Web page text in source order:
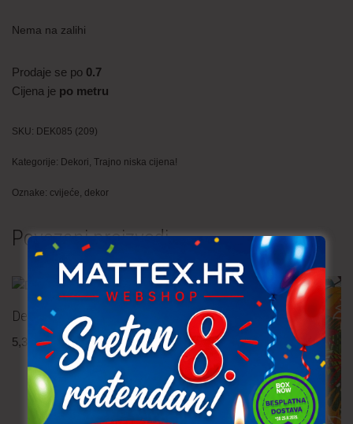
Nema na zalihi
Prodaje se po 0.7
Cijena je po metru
SKU: DEK085 (209)
Kategorije: Dekori, Trajno niska cijena!
Oznake: cvijeće, dekor
Povezani proizvodi
Dekor tkanina – peseki
5,30€ uključ. PDV po metru